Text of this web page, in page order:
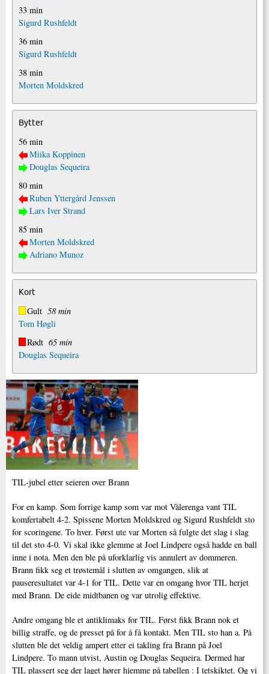
33 min
Sigurd Rushfeldt
36 min
Sigurd Rushfeldt
38 min
Morten Moldskred
Bytter
56 min
Miika Koppinen
Douglas Sequeira
80 min
Ruben Yttergård Jenssen
Lars Iver Strand
85 min
Morten Moldskred
Adriano Munoz
Kort
Gult 58 min
Tom Høgli
Rødt 65 min
Douglas Sequeira
TIL-jubel etter seieren over Brann
For en kamp. Som forrige kamp som var mot Vålerenga vant TIL
komfertabelt 4-2. Spissene Morten Moldskred og Sigurd Rushfeldt sto
for scoringene. To hver. Først ute var Morten så fulgte det slag i slag
til det sto 4-0. Vi skal ikke glemme at Joel Lindpere også hadde en ball
inne i nota. Men den ble på uforklarlig vis annulert av dommeren.
Brann fikk seg et trøstemål i slutten av omgangen, slik at
pauseresultatet var 4-1 for TIL. Dette var en omgang hvor TIL herjet
med Brann. De eide midtbanen og var utrolig effektive.
Andre omgang ble et antiklimaks for TIL. Først fikk Brann nok et
billig straffe, og de presset på for å få kontakt. Men TIL sto han a. På
slutten ble det veldig ampert etter ei takling fra Brann på Joel
Lindpere. To mann utvist, Austin og Douglas Sequeira. Dermed har
TIL plassert seg der laget hører hjemme på tabellen : I tetskiktet. Og vi